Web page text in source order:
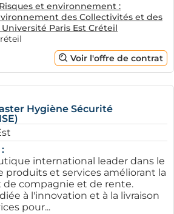
santé et des services à la
Ce domaine propose des
qui permettent d’associer
et pratique sur le terrain, ce
construire une carrière solide.
pour trouver une
Mulhouse
une ressource
ceux qui recherchent une
en alternance à Mulhouse. Ce
d’offres adaptées aux
qu'ils soient étudiants ou
En naviguant sur
et environnement :
des Collectivités et des
Université Paris Est Créteil
Voir l'offre de contrat
Hygiène Sécurité
international leader dans le
et services améliorant la
de compagnie et de rente.
à l'innovation et à la livraison
pour...